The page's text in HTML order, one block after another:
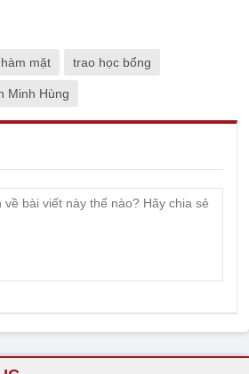
mặt trao học bổng
Minh Hùng